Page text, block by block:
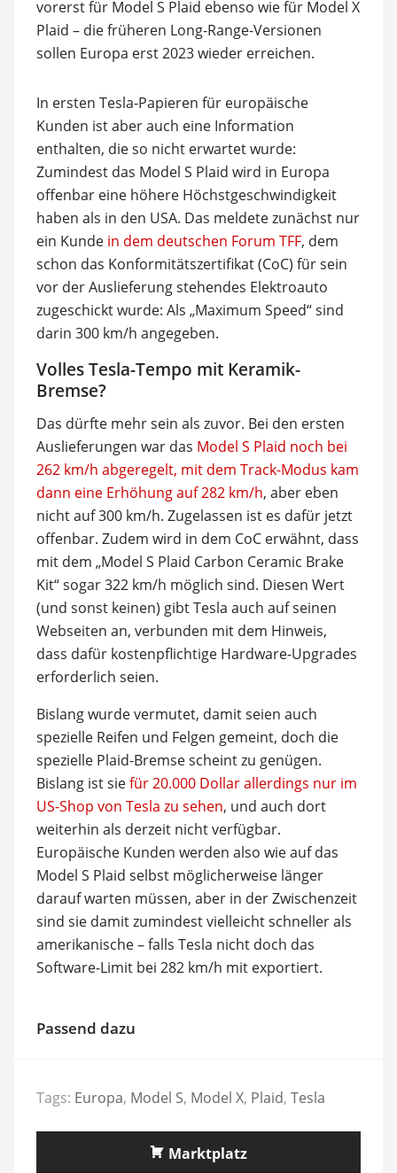
vorerst für Model S Plaid ebenso wie für Model X
Plaid – die früheren Long-Range-Versionen
sollen Europa erst 2023 wieder erreichen.
In ersten Tesla-Papieren für europäische
Kunden ist aber auch eine Information
enthalten, die so nicht erwartet wurde:
Zumindest das Model S Plaid wird in Europa
offenbar eine höhere Höchstgeschwindigkeit
haben als in den USA. Das meldete zunächst nur
ein Kunde in dem deutschen Forum TFF, dem
schon das Konformitätszertifikat (CoC) für sein
vor der Auslieferung stehendes Elektroauto
zugeschickt wurde: Als „Maximum Speed“ sind
darin 300 km/h angegeben.
Volles Tesla-Tempo mit Keramik-
Bremse?
Das dürfte mehr sein als zuvor. Bei den ersten
Auslieferungen war das Model S Plaid noch bei
262 km/h abgeregelt, mit dem Track-Modus kam
dann eine Erhöhung auf 282 km/h, aber eben
nicht auf 300 km/h. Zugelassen ist es dafür jetzt
offenbar. Zudem wird in dem CoC erwähnt, dass
mit dem „Model S Plaid Carbon Ceramic Brake
Kit“ sogar 322 km/h möglich sind. Diesen Wert
(und sonst keinen) gibt Tesla auch auf seinen
Webseiten an, verbunden mit dem Hinweis,
dass dafür kostenpflichtige Hardware-Upgrades
erforderlich seien.
Bislang wurde vermutet, damit seien auch
spezielle Reifen und Felgen gemeint, doch die
spezielle Plaid-Bremse scheint zu genügen.
Bislang ist siefür 20.000 Dollar allerdings nur im
US-Shop von Tesla zu sehen, und auch dort
weiterhin als derzeit nicht verfügbar.
Europäische Kunden werden also wie auf das
Model S Plaid selbst möglicherweise länger
darauf warten müssen, aber in der Zwischenzeit
sind sie damit zumindest vielleicht schneller als
amerikanische – falls Tesla nicht doch das
Software-Limit bei 282 km/h mit exportiert.
Passend dazu
Tags: Europa, Model S, Model X, Plaid, Tesla
Marktplatz